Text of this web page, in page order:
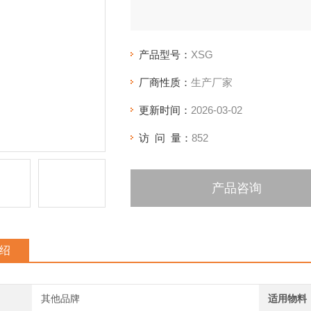
产品型号： XSG
厂商性质： 生产厂家
更新时间： 2026-03-02
访 问 量： 852
产品咨询
其他品牌 适用物料